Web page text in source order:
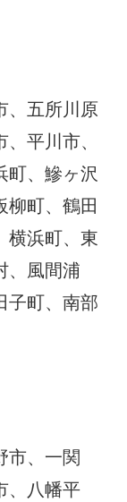
、五所川原
平川市、
町、鰺ヶ沢
柳町、鶴田
横浜町、東
、風間浦
子町、南部
市、一関
、八幡平